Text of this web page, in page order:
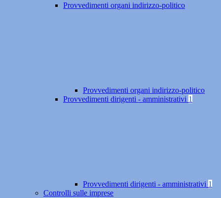
Provvedimenti organi indirizzo-politico
Provvedimenti organi indirizzo-politico
Provvedimenti dirigenti - amministrativi 1
Provvedimenti dirigenti - amministrativi 1
Controlli sulle imprese